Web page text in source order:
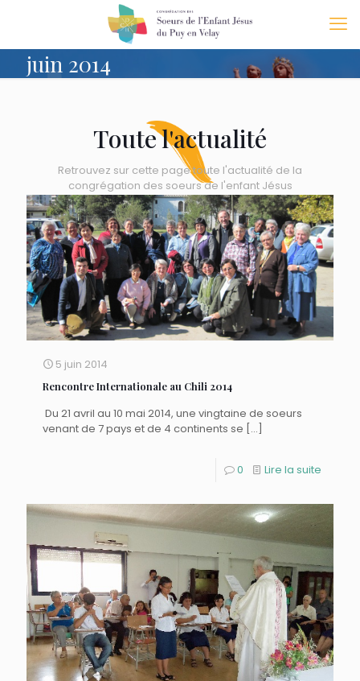
juin 2014
Toute l'actualité
Retrouvez sur cette page toute l'actualité de la
congrégation des soeurs de l'enfant Jésus
5 juin 2014
Rencontre Internationale au Chili 2014
Du 21 avril au 10 mai 2014, une vingtaine de soeurs
venant de 7 pays et de 4 continents se […]
0 Lire la suite